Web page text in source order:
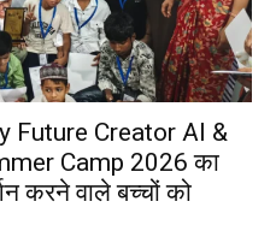
Future Creator AI &
Camp 2026 का
करने वाले बच्चों को